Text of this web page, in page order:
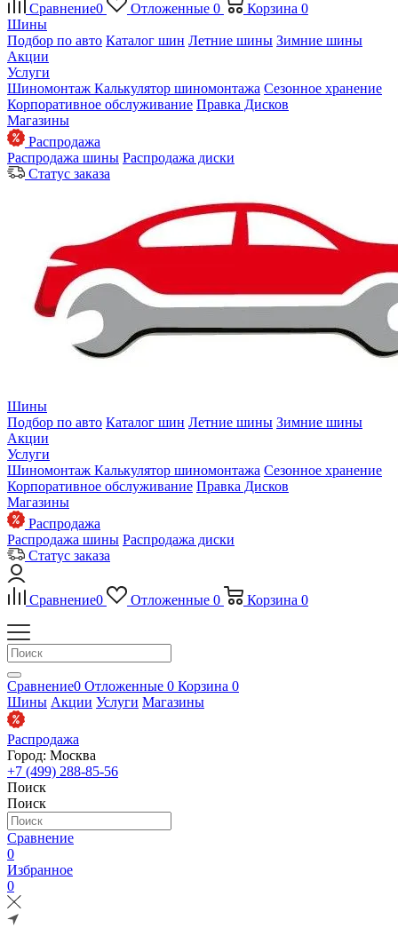
Сравнение0 Отложенные 0 Корзина 0
Шины
Подбор по авто Каталог шин Летние шины Зимние шины
Акции
Услуги
Шиномонтаж Калькулятор шиномонтажа Сезонное хранение
Корпоративное обслуживание Правка Дисков
Магазины
Распродажа
Распродажа шины Распродажа диски
Статус заказа
Шины
Подбор по авто Каталог шин Летние шины Зимние шины
Акции
Услуги
Шиномонтаж Калькулятор шиномонтажа Сезонное хранение
Корпоративное обслуживание Правка Дисков
Магазины
Распродажа
Распродажа шины Распродажа диски
Статус заказа
Сравнение0 Отложенные 0 Корзина 0
Сравнение0 Отложенные 0 Корзина 0
Шины Акции Услуги Магазины
Распродажа
Город: Москва
+7 (499) 288-85-56
Поиск
Поиск
Сравнение
0
Избранное
0